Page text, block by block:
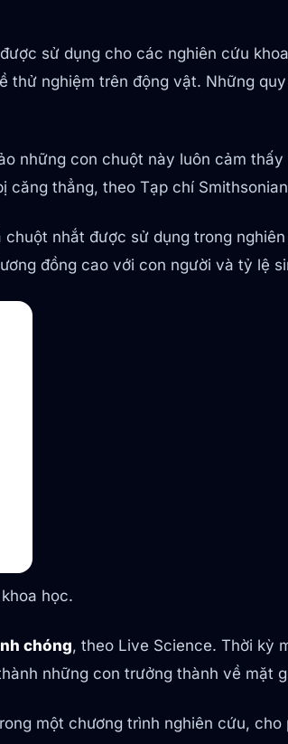
sử dụng cho các nghiên cứu
nghiệm trên động vật. Những
những con chuột này luôn cảm
thẳng, theo Tạp chí
nhắt được sử dụng trong
đồng cao với con người và tỷ lệ
học.
chóng, theo Live Science. Thời kỳ
những con trưởng thành về mặt
một chương trình nghiên cứu,